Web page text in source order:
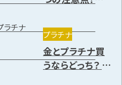
きる種類を解説
プラチナ
金とプラチナ買
うならどっち？ 特